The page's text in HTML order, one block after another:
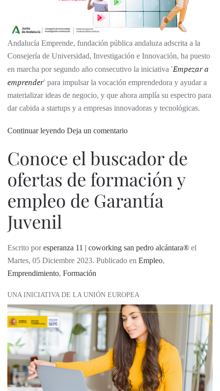
Andalucía Emprende, fundación pública andaluza adscrita a la
Consejería de Universidad, Investigación e Innovación, ha puesto
en marcha por segundo año consecutivo la iniciativa 'Empezar a
emprender' para impulsar la vocación emprendedora y ayudar a
materializar ideas de negocio, y que ahora amplía su espectro para
dar cabida a startups y a empresas innovadoras y tecnológicas.
Continuar leyendo Deja un comentario
Conoce el buscador de
ofertas de formación y
empleo de Garantía
Juvenil
Escrito poresperanza 11 | coworking san pedro alcántara® el
Martes, 05 Diciembre 2023. Publicado en Empleo,
Emprendimiento, Formación
UNA INICIATIVA DE LA UNIÓN EUROPEA